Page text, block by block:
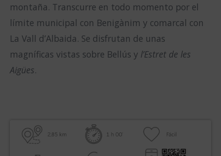
montaña. Transcurre en todo momento por el
límite municipal con Benigànim y comarcal con
La Vall d’Albaida. Se disfrutan de unas
magníficas vistas sobre Bellús y l’Estret de les
Aigües.